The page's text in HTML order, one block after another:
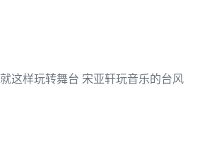
就这样玩转舞台 宋亚轩玩音乐的台风